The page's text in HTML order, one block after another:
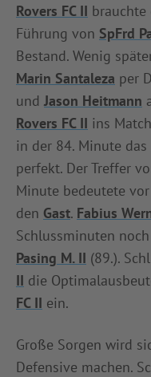
Rovers FC II brauchte
Führung von SpFrd
Bestand. Wenig
Marin Santaleza per
und Jason Heitmann
Rovers FC II ins
in der 84. Minute
perfekt. Der Treffer
Minute bedeutete
den Gast. Fabius
Schlussminuten
Pasing M. II (89.).
II die
FC II ein.
Große Sorgen wird
Defensive machen.